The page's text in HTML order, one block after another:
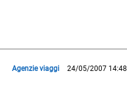
Agenzie viaggi 24/05/2007 14:48